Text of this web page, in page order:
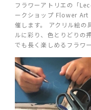
フラワーアトリエの「
ークショップ Flower Art
催します。 アクリル絵の
ルに彩り、色とりどりの
でも長く楽しめるフラワ